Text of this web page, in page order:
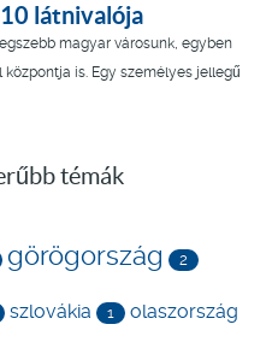
látnivalója
magyar városunk, egyben
is. Egy személyes jellegű
témák
görögország 2
szlovákia 1 olaszország